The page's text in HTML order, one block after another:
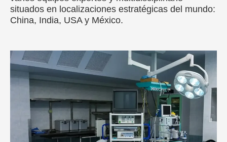
situados en localizaciones estratégicas del mundo:
China, India, USA y México.